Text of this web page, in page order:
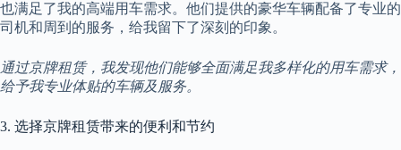
也满足了我的高端用车需求。他们提供的豪华车辆配备了专业的
司机和周到的服务，给我留下了深刻的印象。
通过京牌租赁，我发现他们能够全面满足我多样化的用车需求，
给予我专业体贴的车辆及服务。
3. 选择京牌租赁带来的便利和节约